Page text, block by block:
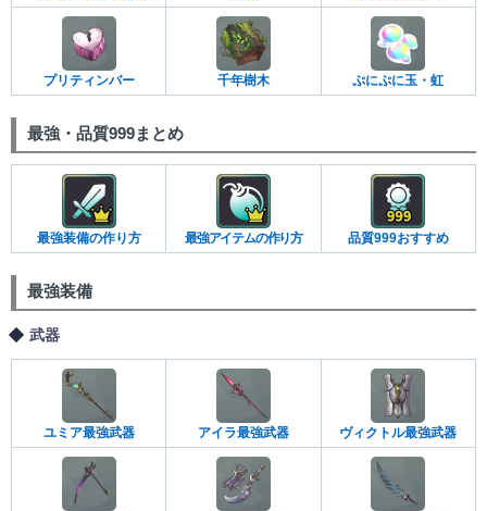
プリティンバー 千年樹木 ぷにぷに玉・虹
最強・品質999まとめ
最強装備の作り方 最強アイテムの作り方 品質999おすすめ
最強装備
武器
ユミア最強武器 アイラ最強武器 ヴィクトル最強武器